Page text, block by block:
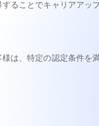
ることでキャリアアッ
は、特定の認定条件を